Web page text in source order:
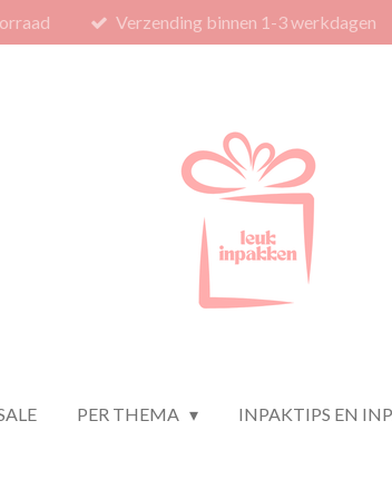
Verzending binnen 1-3 werkdagen
PER THEMA INPAKTIPS EN